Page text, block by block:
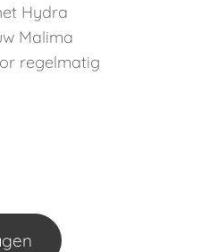
Hydra
Malima
regelmatig